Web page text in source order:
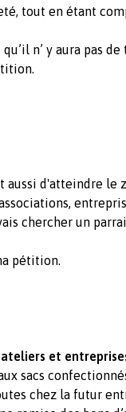
tout en étant
n’ y aura pas
d'atteindre le
chercher un
pétition.
ateliers et
sacs
chez la futur